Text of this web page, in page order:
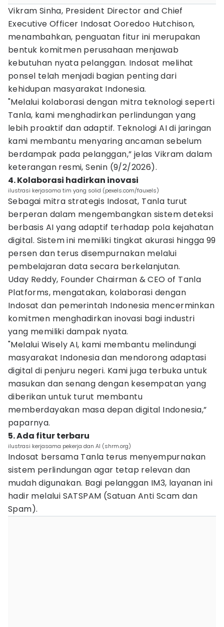
Vikram Sinha, President Director and Chief
Executive Officer Indosat Ooredoo Hutchison,
menambahkan, penguatan fitur ini merupakan
bentuk komitmen perusahaan menjawab
kebutuhan nyata pelanggan. Indosat melihat
ponsel telah menjadi bagian penting dari
kehidupan masyarakat Indonesia.
"Melalui kolaborasi dengan mitra teknologi seperti
Tanla, kami menghadirkan perlindungan yang
lebih proaktif dan adaptif. Teknologi AI di jaringan
kami membantu menyaring ancaman sebelum
berdampak pada pelanggan,” jelas Vikram dalam
keterangan resmi, Senin (9/2/2026).
4. Kolaborasi hadirkan inovasi
ilustrasi kerjasama tim yang solid (pexels.com/fauxels)
Sebagai mitra strategis Indosat, Tanla turut
berperan dalam mengembangkan sistem deteksi
berbasis AI yang adaptif terhadap pola kejahatan
digital. Sistem ini memiliki tingkat akurasi hingga 99
persen dan terus disempurnakan melalui
pembelajaran data secara berkelanjutan.
Uday Reddy, Founder Chairman & CEO of Tanla
Platforms, mengatakan, kolaborasi dengan
Indosat dan pemerintah Indonesia mencerminkan
komitmen menghadirkan inovasi bagi industri
yang memiliki dampak nyata.
"Melalui Wisely AI, kami membantu melindungi
masyarakat Indonesia dan mendorong adaptasi
digital di penjuru negeri. Kami juga terbuka untuk
masukan dan senang dengan kesempatan yang
diberikan untuk turut membantu
memberdayakan masa depan digital Indonesia,”
paparnya.
5. Ada fitur terbaru
ilustrasi kerjasama pekerja dan AI (shrm.org)
Indosat bersama Tanla terus menyempurnakan
sistem perlindungan agar tetap relevan dan
mudah digunakan. Bagi pelanggan IM3, layanan ini
hadir melalui SATSPAM (Satuan Anti Scam dan
Spam).